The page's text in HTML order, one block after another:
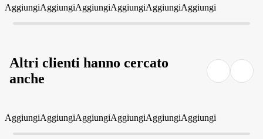
AggiungiAggiungiAggiungiAggiungiAggiungiAggiungi
Altri clienti hanno cercato
anche
AggiungiAggiungiAggiungiAggiungiAggiungiAggiungi